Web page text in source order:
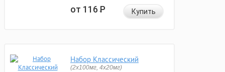
от 116Р Купить
Набор Классический
(2x100мг, 4x20мг)